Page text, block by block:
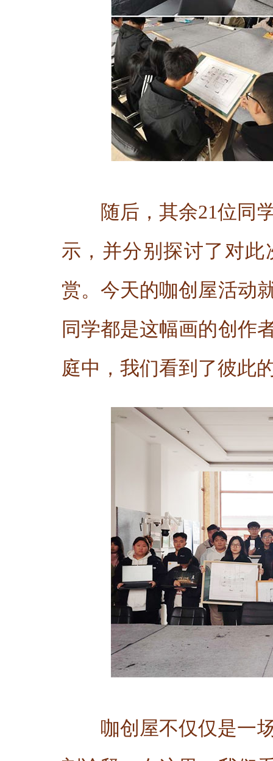
随后，其余21位同
示，并分别探讨了对
赏。今天的咖创屋活动
同学都是这幅画的创作
庭中，我们看到了彼此
咖创屋不仅仅是一